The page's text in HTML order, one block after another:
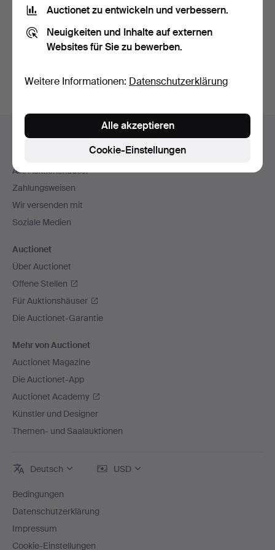
Datenschutzerklärungzur Kenntnis genommen habe.
Konto erstellen
Navigation
Hilfe und Kontakt
Kontakt mit dem Support aufnehmen
Alle Auktionshäuser
Zahlungsweisen
Wir versenden mit
Soziale Medien
Auctionet
Über Auctionet
Offene Stellen
Für Auktionshäuser
Die Auctionet-Garantie
Mehr von Auctionet
Auctionet Magazine
Die Auctionet-App
Auctionet Academy
Künstler und Designer
Themen- und Saalauktionen
Deutsch USD
Bedingungen
Datenschutzerklärung
Impressum
Cookie-Einstellungen
Auctionet zu entwickeln und verbessern.
Neuigkeiten und Inhalte auf externen
Websites für Sie zu bewerben.
Weitere Informationen: Datenschutzerklärung
Cookie-Einstellungen
Alle akzeptieren